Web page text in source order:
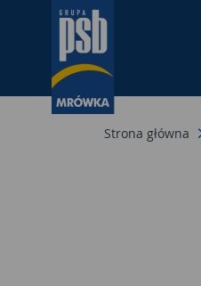
Strona główna